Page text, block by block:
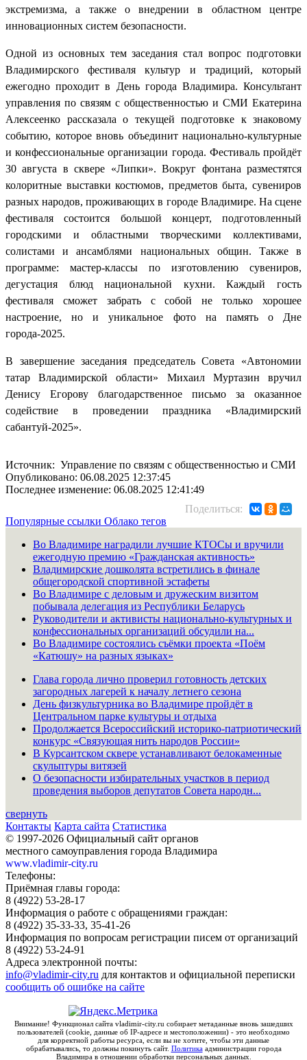
экстремизма, а также о внедрении в областном центре
инновационных систем безопасности.
Одной из основных тем заседания стал вопрос подготовки
Владимирского фестиваля культур и традиций, который
ежегодно проходит в День города Владимира. Консультант
управления по связям с общественностью и СМИ Екатерина
Алексеенко рассказала о текущей подготовке к знаковому
событию, которое вновь объединит национально-культурные
и конфессиональные организации города. Фестиваль пройдёт
30 августа в сквере «Липки». Вокруг фонтана разместятся
колоритные выставки костюмов, предметов быта, сувениров
разных народов, проживающих в городе Владимире. На сцене
фестиваля состоится большой концерт, подготовленный
городскими и областными творческими коллективами,
солистами и ансамблями национальных общин. Также в
программе: мастер-классы по изготовлению сувениров,
дегустация блюд национальной кухни. Каждый гость
фестиваля сможет забрать с собой не только хорошее
настроение, но и уникальное фото на память о Дне
города-2025.
В завершение заседания председатель Совета «Автономии
татар Владимирской области» Михаил Муртазин вручил
Денису Егорову благодарственное письмо за оказанное
содействие в проведении праздника «Владимирский
сабантуй-2025».
Источник: Управление по связям с общественностью и СМИ
Опубликовано: 06.08.2025 12:37:45
Последнее изменение: 06.08.2025 12:41:49
Поделиться:
Популярные ссылки Облако тегов
Во Владимире наградили лучшие КТОСы и вручили
ежегодную премию «Гражданская активность»
Владимирские дошколята встретились в финале
общегородской спортивной эстафеты
Во Владимире с деловым и дружеским визитом
побывала делегация из Республики Беларусь
Руководители и активисты национально-культурных и
конфессиональных организаций обсудили на...
Во Владимире состоялись съёмки проекта «Поём
«Катюшу» на разных языках»
Глава города лично проверил готовность детских
загородных лагерей к началу летнего сезона
День физкультурника во Владимире пройдёт в
Центральном парке культуры и отдыха
Продолжается Всероссийский историко-патриотический
конкурс «Связующая нить народов России»
В Курсантском сквере устанавливают белокаменные
скульптуры витязей
О безопасности избирательных участков в период
проведения выборов депутатов Совета народн...
свернуть
Контакты Карта сайта Статистика
© 1997-2026 Официальный сайт органов
местного самоуправления города Владимира
www.vladimir-city.ru
Телефоны:
Приёмная главы города:
8 (4922) 53-28-17
Информация о работе с обращениями граждан:
8 (4922) 35-33-33, 35-41-26
Информация по вопросам регистрации писем от организаций
8 (4922) 53-24-91
Адреса электронной почты:
info@vladimir-city.ru для контактов и официальной переписки
сообщить об ошибке на сайте
Внимание! Функционал сайта vladimir-city.ru собирает метаданные вновь зашедших
пользователей (cookie, данные об IP-адресе и местоположении) - это необходимо
для корректной работы ресурса, если вы не хотите, чтобы эти данные
обрабатывались, то должны покинуть сайт. Политикаадминистрации города
Владимира в отношении обработки персональных данных.